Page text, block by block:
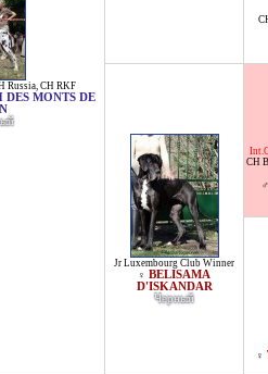
Russia, CH RKF
MONTS DE
Jr Luxembourg Club Winner
♀ BELISAMA
D'ISKANDAR
Черный
CH
♂
♀